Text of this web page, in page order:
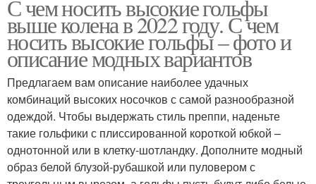
С чем носить высокие гольфы
выше колена в 2022 году. С чем
носить высокие гольфы – фото и
описание модных вариантов
Предлагаем вам описание наиболее удачных
комбинаций высоких носочков с самой разнообразной
одеждой. Чтобы выдержать стиль преппи, наденьте
такие гольфики с плиссированной короткой юбкой –
однотонной или в клетку-шотландку. Дополните модный
образ белой блузой-рубашкой или пуловером с